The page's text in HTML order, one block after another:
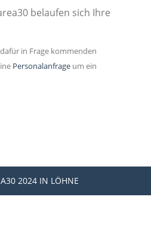
belaufen sich Ihre
in Frage kommenden
Personalanfrage um ein
2024 IN LÖHNE